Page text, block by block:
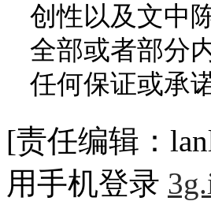
创性以及文中
全部或者部分
任何保证或承
[责任编辑：
用手机登录